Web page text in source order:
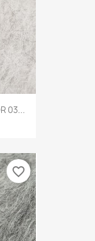
03...
favorite_border